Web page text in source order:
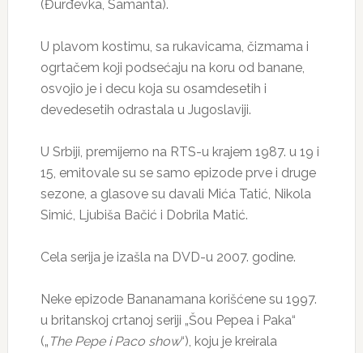
(Đurđevka, Samanta).
U plavom kostimu, sa rukavicama, čizmama i
ogrtačem koji podsećaju na koru od banane,
osvojio je i decu koja su osamdesetih i
devedesetih odrastala u Jugoslaviji.
U Srbiji, premijerno na RTS-u krajem 1987. u 19 i
15, emitovale su se samo epizode prve i druge
sezone, a glasove su davali Mića Tatić, Nikola
Simić, Ljubiša Bačić i Dobrila Matić.
Cela serija je izašla na DVD-u 2007. godine.
Neke epizode Bananamana korišćene su 1997.
u britanskoj crtanoj seriji „Šou Pepea i Paka“
(„ The Pepe i Paco show“), koju je kreirala